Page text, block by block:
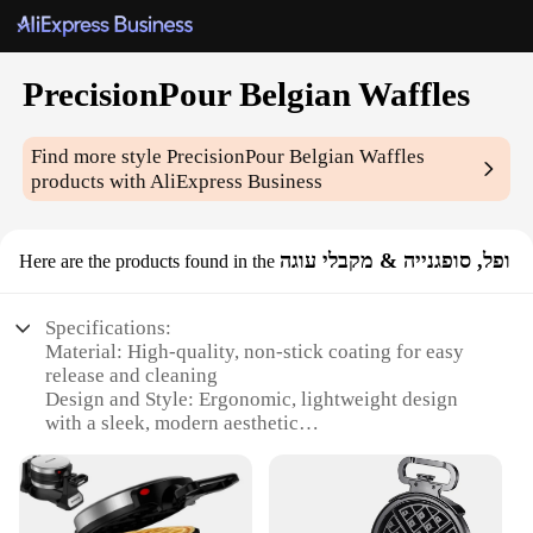
PrecisionPour Belgian Waffles
Find more stylePrecisionPour Belgian Waffles
products with AliExpress Business
Here are the products found in the ופל, סופגנייה & מקבלי עוגה
Specifications:
Material: High-quality, non-stick coating for easy
release and cleaning
Design and Style: Ergonomic, lightweight design
with a sleek, modern aesthetic
perfectly browned waffles every time
Usage and Purpose: Ideal for preparing Belgian
waffles, pancakes, and crepes